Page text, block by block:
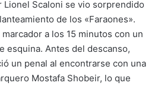
Scaloni se vio sorprendido
de los «Faraones».
a los 15 minutos con un
esquina. Antes del descanso,
un penal al encontrarse con una
Mostafa Shobeir, lo que